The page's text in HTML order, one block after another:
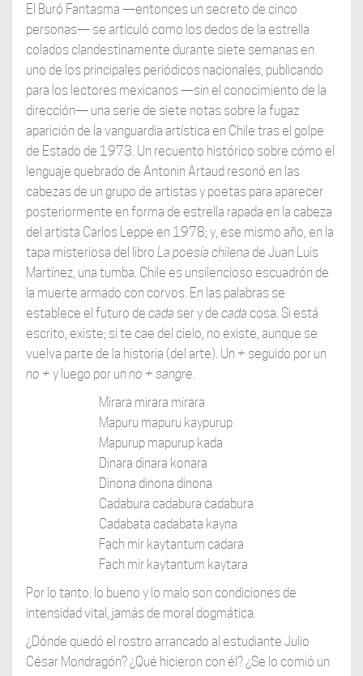
El Buró Fantasma —entonces un secreto de cinco
personas— se articuló como los dedos de la estrella
colados clandestinamente durante siete semanas en
uno de los principales periódicos nacionales, publicando
para los lectores mexicanos —sin el conocimiento de la
dirección— una serie de siete notas sobre la fugaz
aparición de la vanguardia artística en Chile tras el golpe
de Estado de 1973. Un recuento histórico sobre cómo el
lenguaje quebrado de Antonin Artaud resonó en las
cabezas de un grupo de artistas y poetas para aparecer
posteriormente en forma de estrella rapada en la cabeza
del artista Carlos Leppe en 1978; y, ese mismo año, en la
tapa misteriosa del libro La poesía chilena de Juan Luis
Martínez, una tumba. Chile es unsilencioso escuadrón de
la muerte armado con corvos. En las palabras se
establece el futuro de cada ser y de cada cosa. Si está
escrito, existe; si te cae del cielo, no existe, aunque se
vuelva parte de la historia (del arte). Un + seguido por un
no + y luego por un no + sangre.
Mirara mirara mirara
Mapuru mapuru kaypurup
Mapurup mapurup kada
Dinara dinara konara
Dinona dinona dinona
Cadabura cadabura cadabura
Cadabata cadabata kayna
Fach mir kaytantum cadara
Fach mir kaytantum kaytara
Por lo tanto: lo bueno y lo malo son condiciones de
intensidad vital, jamás de moral dogmática.
¿Dónde quedó el rostro arrancado al estudiante Julio
César Mondragón? ¿Qué hicieron con él? ¿Se lo comió un